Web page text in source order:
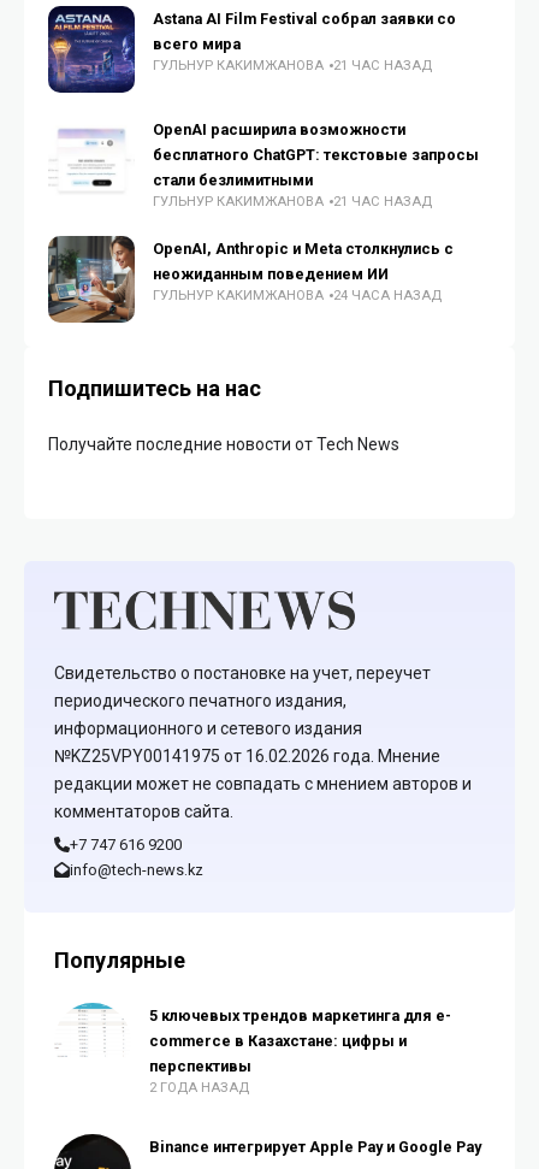
Astana AI Film Festival собрал заявки со
всего мира
ГУЛЬНУР КАКИМЖАНОВА 21 ЧАС НАЗАД
OpenAI расширила возможности
бесплатного ChatGPT: текстовые запросы
стали безлимитными
ГУЛЬНУР КАКИМЖАНОВА 21 ЧАС НАЗАД
OpenAI, Anthropic и Meta столкнулись с
неожиданным поведением ИИ
ГУЛЬНУР КАКИМЖАНОВА 24 ЧАСА НАЗАД
Подпишитесь на нас
Получайте последние новости от Tech News
Свидетельство о постановке на учет, переучет
периодического печатного издания,
информационного и сетевого издания
№KZ25VPY00141975 от 16.02.2026 года. Мнение
редакции может не совпадать с мнением авторов и
комментаторов сайта.
+7 747 616 9200
info@tech-news.kz
Популярные
5 ключевых трендов маркетинга для e-
commerce в Казахстане: цифры и
перспективы
2 ГОДА НАЗАД
Binance интегрирует Apple Pay и Google Pay